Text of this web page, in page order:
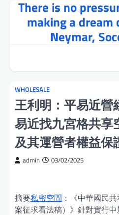
There is no
making a
Neymar,
WHOLESALE
王利明：平易近營
易近找九宮格共享
及其運營者權益保
admin 03/02/2025
摘要私密空間 ：《中華國民
案征求看法稿）》針對實行